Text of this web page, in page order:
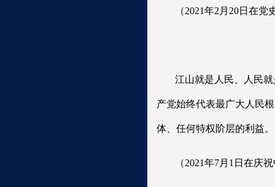
（2021年2月20日在
江山就是人民、人民
产党始终代表最广大人民
体、任何特权阶层的利益。
（2021年7月1日在庆